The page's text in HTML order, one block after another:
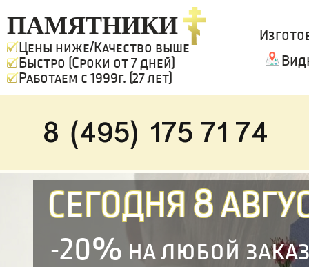
ПАМЯТНИКИ
Цены ниже/Качество выше
Быстро (Сроки от 7 дней)
Работаем с 1999г. (27 лет)
8 (495) 175 71 74
СЕГОДНЯ 8
-20% на любой